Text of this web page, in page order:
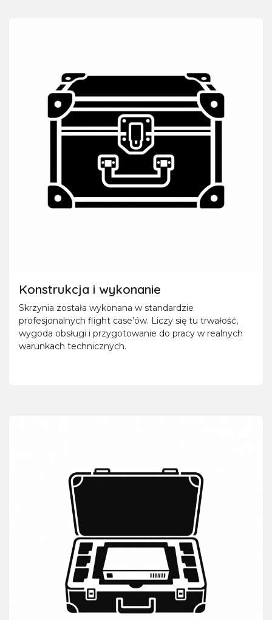
Konstrukcja i wykonanie
Skrzynia została wykonana w standardzie
profesjonalnych flight case’ów. Liczy się tu trwałość,
wygoda obsługi i przygotowanie do pracy w realnych
warunkach technicznych.